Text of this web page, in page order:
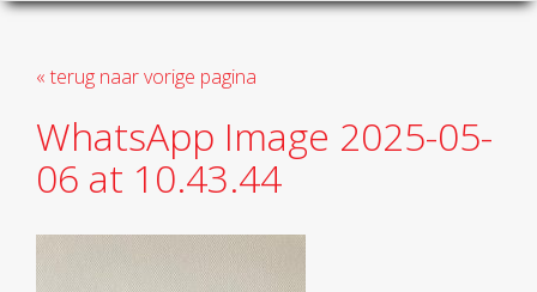
« terug naar vorige pagina
WhatsApp Image 2025-05-
06 at 10.43.44